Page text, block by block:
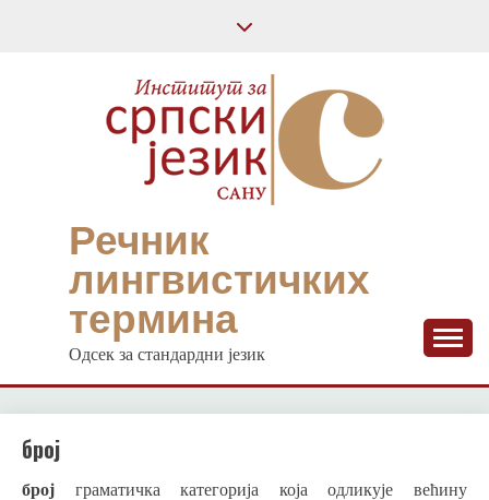
Речник
лингвистичких
термина
Одсек за стандардни језик
број
број граматичка категорија која одликује већину